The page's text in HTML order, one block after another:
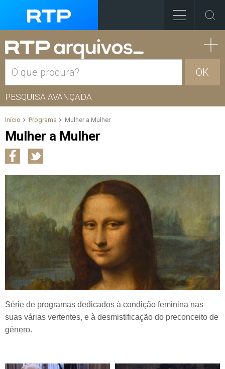
OK
PESQUISA AVANÇADA
Início Programa Mulher a Mulher
Mulher a Mulher
Série de programas dedicados à condição feminina nas
suas várias vertentes, e à desmistificação do preconceito de
género.